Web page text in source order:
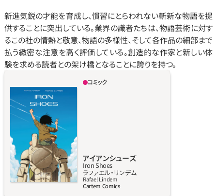
新進気鋭の才能を育成し、慣習にとらわれない斬新な物語を提
供することに突出している。業界の識者たちは、物語芸術に対す
るこの社の情熱と敬意、物語の多様性、そして各作品の細部まで
払う緻密な注意を高く評価している。創造的な作家と新しい体
験を求める読者との架け橋となることに誇りを持つ。
戦争によって引き裂かれた世界で、わずか12歳
の勇敢な少女ロニー・マテイは、大人の陰鬱な
支配から逃れようと奮闘する。一方、新型ポリ
オで両足を失った勇気ある青年バルタザール・
マストランドは、鉄の構造物に体を預けて移動
する。彼らは共に、荒廃と絶望により壊滅的と
なった状況の中で、課せられた運命に立ち向か
う。しかし、彼らの道には障害が立ちはだかる。
失脚した軍事指導者で、かつての権力と新政府
の擁護を取り戻すことをねらう恐ろしいマリ
詳しく見る
コミック
アイアンシューズ
Iron Shoes
ラファエル・リンデム
Rafael Lindem
Cartem Comics